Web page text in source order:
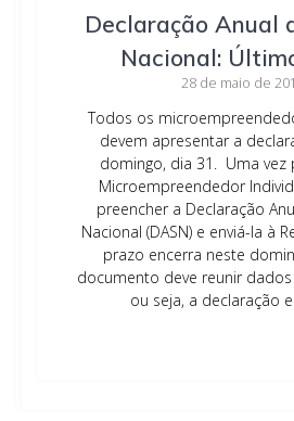
Declaração Anual
Nacional:
28 de maio de
Todos os
devem apresentar a
domingo, dia 31. Uma
Microempreendedor
preencher a Declaração
Nacional (DASN) e enviá-la à
prazo encerra neste
documento deve reunir
ou seja, a declaração